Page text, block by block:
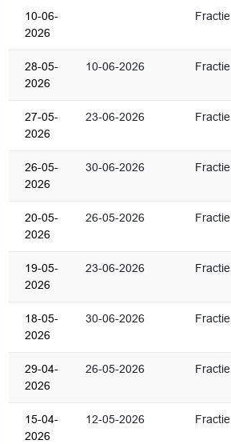
10-06-
2026
28-05-
2026
10-06-2026
27-05-
2026
23-06-2026
26-05-
2026
30-06-2026
20-05-
2026
26-05-2026
19-05-
2026
23-06-2026
18-05-
2026
30-06-2026
29-04-
2026
26-05-2026
15-04-
2026
12-05-2026